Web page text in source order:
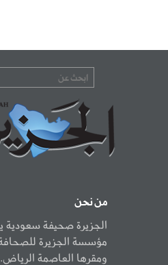
من نحن
الجزيرة صحيفة سعودية
مؤسسة الجزيرة للصحافة
ومقرها العاصمة الرياض.